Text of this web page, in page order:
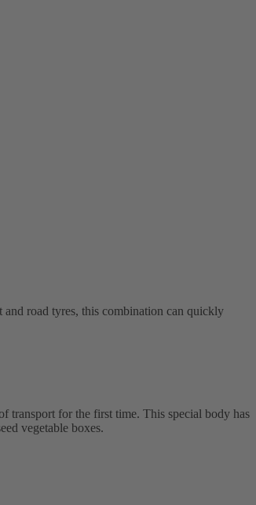
road tyres, this combination can quickly
transport for the first time. This special body has
vegetable boxes.